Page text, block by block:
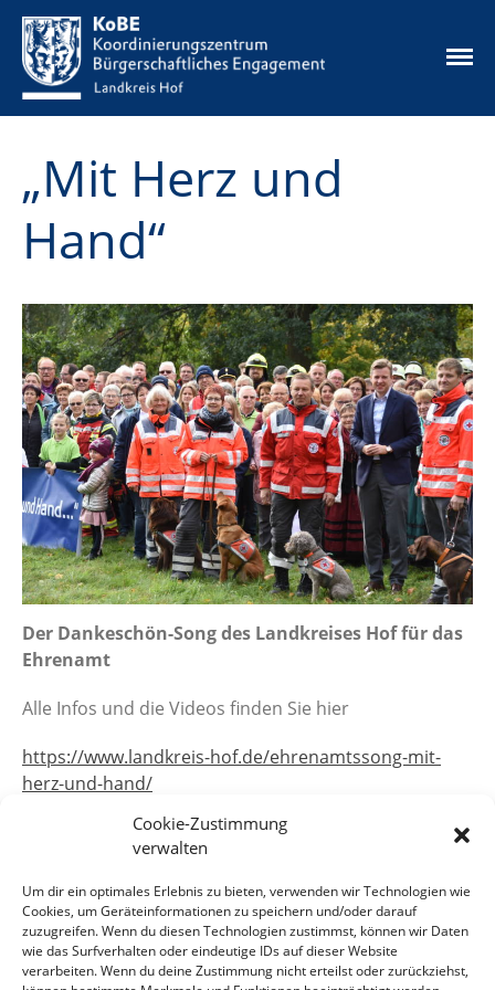
Cookie-Zustimmung
verwalten
Um dir ein optimales Erlebnis zu bieten, verwenden wir Technologien wie
Cookies, um Geräteinformationen zu speichern und/oder darauf
zuzugreifen. Wenn du diesen Technologien zustimmst, können wir Daten
wie das Surfverhalten oder eindeutige IDs auf dieser Website
verarbeiten. Wenn du deine Zustimmung nicht erteilst oder zurückziehst,
Die Idee
Aktuelles
Infos & Downloads
Kontakt
Datenschutz
Impressum
„Mit Herz und
Hand“
Der Dankeschön-Song des Landkreises Hof für das
Ehrenamt
Alle Infos und die Videos finden Sie hier
https://www.landkreis-hof.de/ehrenamtssong-mit-
herz-und-hand/
https://www.landkreis-hof.de/herz-und-hand/